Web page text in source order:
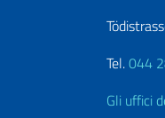
Tel.044
Gli uffici